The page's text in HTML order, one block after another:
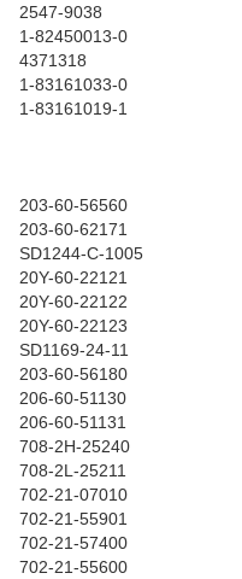
2547-9038
1-82450013-0
4371318
1-83161033-0
1-83161019-1
203-60-56560
203-60-62171
SD1244-C-1005
20Y-60-22121
20Y-60-22122
20Y-60-22123
SD1169-24-11
203-60-56180
206-60-51130
206-60-51131
708-2H-25240
708-2L-25211
702-21-07010
702-21-55901
702-21-57400
702-21-55600